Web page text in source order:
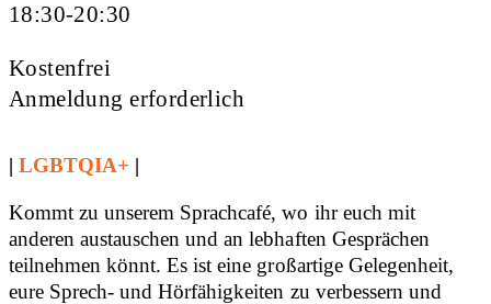
18:30-20:30
Kostenfrei
Anmeldung erforderlich
|LGBTQIA+ |
Kommt zu unserem Sprachcafé, wo ihr euch mit
anderen austauschen und an lebhaften Gesprächen
teilnehmen könnt. Es ist eine großartige Gelegenheit,
eure Sprech- und Hörfähigkeiten zu verbessern und